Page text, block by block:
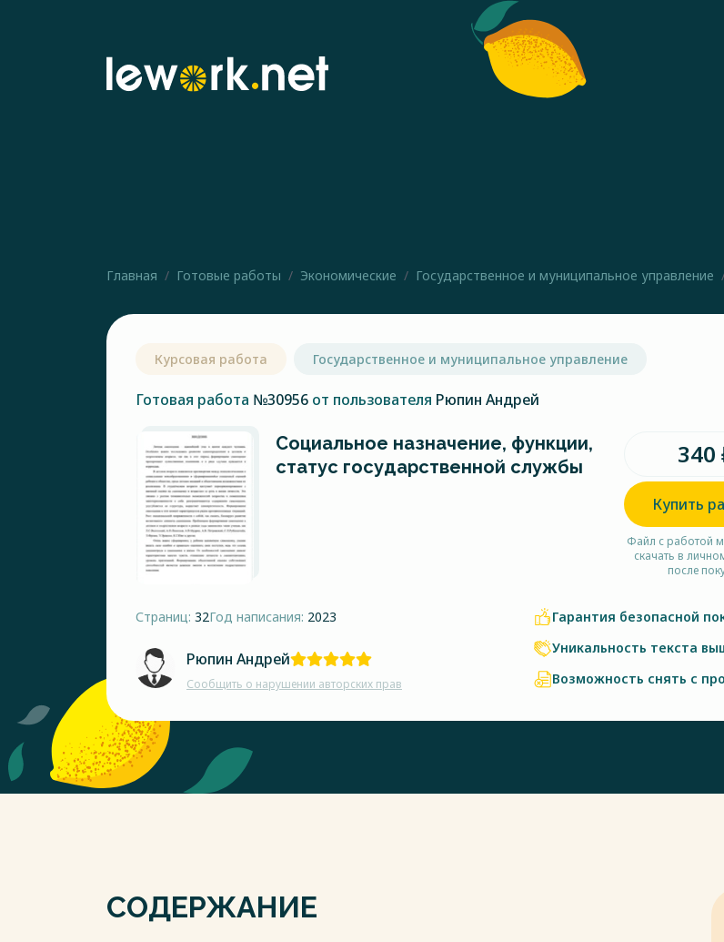
Главная Готовые работы Экономические Государственное и муниципальное управление
Курсовая работа Государственное и муниципальное управление
Готовая работа №30956 от пользователя Рюпин Андрей
Социальное назначение, функции,
статус государственной службы
340
Купить
Файл с работой
скачать в
после
Страниц: 32Год написания: 2023
Рюпин Андрей
Сообщить о нарушении авторских прав
Гарантия безопасной
Уникальность текста
Возможность снять с
СОДЕРЖАНИЕ